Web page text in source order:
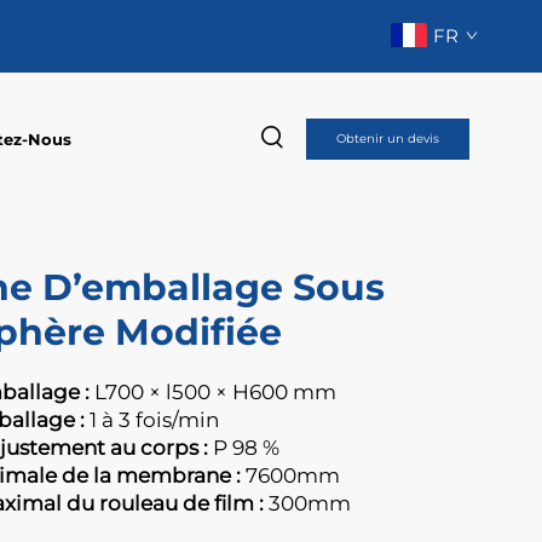
FR
Nous Obtenir un devis
D’emballage Sous
Modifiée
: L700 × l500 × H600 mm
: 1 à 3 fois/min
au corps : P 98 %
de la membrane :7600mm
du rouleau de film :300mm